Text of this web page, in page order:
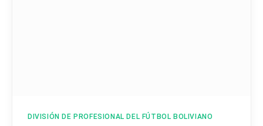
DIVISIÓN DE PROFESIONAL DEL FÚTBOL BOLIVIANO